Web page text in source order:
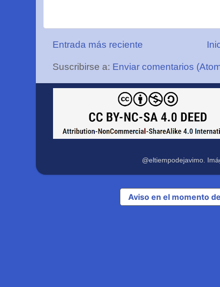
Entrada más reciente
Suscribirse a: Enviar comentarios
@eltiempodejavimo.
Aviso en el momento